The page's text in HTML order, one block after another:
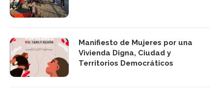
Manifiesto de Mujeres por una
Vivienda Digna, Ciudad y
Territorios Democráticos